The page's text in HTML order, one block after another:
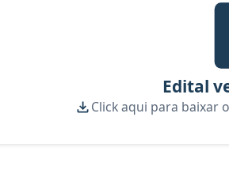
Edital
Click aqui para baixar